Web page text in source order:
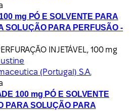
mg PÓ E SOLVENTE PARA
SOLUÇÃO PARA PERFUSÃO -
INJETÁVEL, 100 mg
(Portugal) S.A.
100 mg PÓ E SOLVENTE
PARA SOLUÇÃO PARA